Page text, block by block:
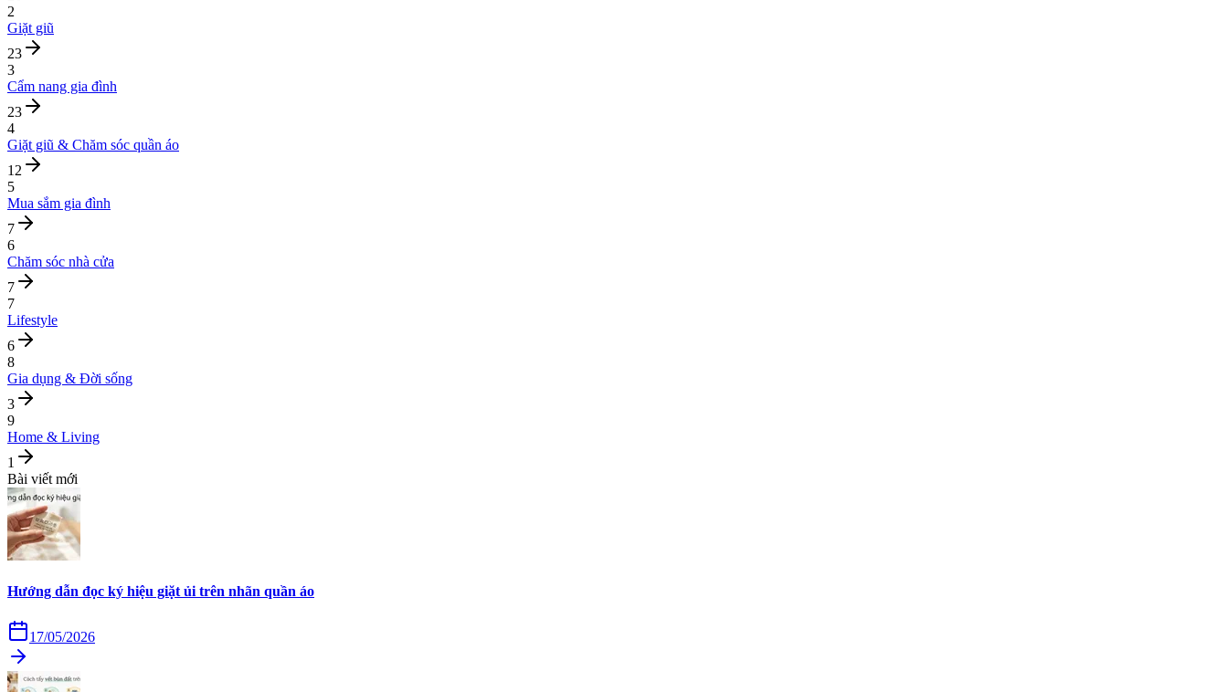
2
Giặt giũ
23
3
Cẩm nang gia đình
23
4
Giặt giũ & Chăm sóc quần áo
12
5
Mua sắm gia đình
7
6
Chăm sóc nhà cửa
7
7
Lifestyle
6
8
Gia dụng & Đời sống
3
9
Home & Living
1
Bài viết mới
Hướng dẫn đọc ký hiệu giặt ủi trên nhãn quần áo
17/05/2026